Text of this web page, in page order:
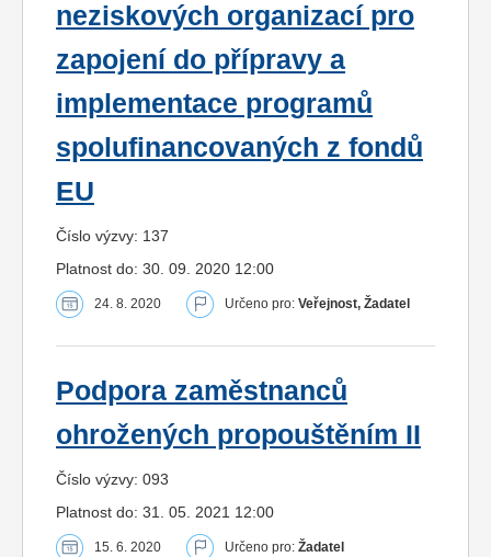
neziskových organizací pro
zapojení do přípravy a
implementace programů
spolufinancovaných z fondů
EU
Číslo výzvy: 137
Platnost do: 30. 09. 2020 12:00
24. 8. 2020 Určeno pro: Veřejnost, Žadatel
Podpora zaměstnanců
ohrožených propouštěním II
Číslo výzvy: 093
Platnost do: 31. 05. 2021 12:00
15. 6. 2020 Určeno pro: Žadatel